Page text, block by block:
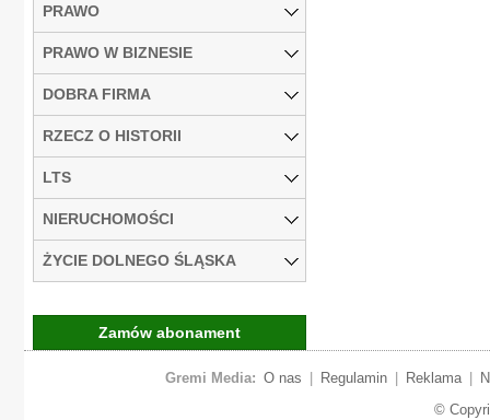
PRAWO
PRAWO W BIZNESIE
DOBRA FIRMA
RZECZ O HISTORII
LTS
NIERUCHOMOŚCI
ŻYCIE DOLNEGO ŚLĄSKA
Zamów abonament
Gremi Media: O nas Regulamin Reklama
©